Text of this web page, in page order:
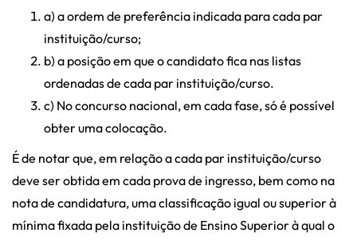
a) a ordem de preferência indicada para cada par
instituição/curso;
b) a posição em que o candidato fica nas listas
ordenadas de cada par instituição/curso.
c) No concurso nacional, em cada fase, só é possível
obter uma colocação.
É de notar que, em relação a cada par instituição/curso
deve ser obtida em cada prova de ingresso, bem como na
nota de candidatura, uma classificação igual ou superior à
mínima fixada pela instituição de Ensino Superior à qual o